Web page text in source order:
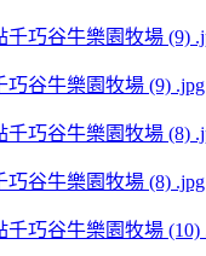
谷牛樂園牧場 (9) .jpg
谷牛樂園牧場 (8) .jpg